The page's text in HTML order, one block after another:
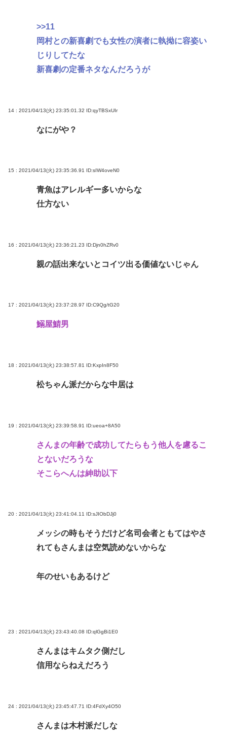
>>11
岡村との新喜劇でも女性の演者に執拗に容姿い
じりしてたな
新喜劇の定番ネタなんだろうが
14 : 2021/04/13(火) 23:35:01.32 ID:qyTBSxUIr
なにがや？
15 : 2021/04/13(火) 23:35:36.91 ID:sIW4oveN0
青魚はアレルギー多いからな
仕方ない
16 : 2021/04/13(火) 23:36:21.23 ID:Djn0hZRv0
親の話出来ないとコイツ出る価値ないじゃん
17 : 2021/04/13(火) 23:37:28.97 ID:C9Qg/tG20
鰯屋鯖男
18 : 2021/04/13(火) 23:38:57.81 ID:KxpIn8F50
松ちゃん派だからな中居は
19 : 2021/04/13(火) 23:39:58.91 ID:ueoa+8A50
さんまの年齢で成功してたらもう他人を慮るこ
とないだろうな
そこらへんは紳助以下
20 : 2021/04/13(火) 23:41:04.11 ID:sJIObDJj0
メッシの時もそうだけど名司会者ともてはやさ
れてもさんまは空気読めないからな
年のせいもあるけど
23 : 2021/04/13(火) 23:43:40.08 ID:qlGgBi1E0
さんまはキムタク側だし
信用ならねえだろう
24 : 2021/04/13(火) 23:45:47.71 ID:4FdXy4O50
さんまは木村派だしな